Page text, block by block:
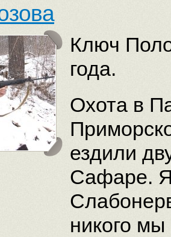
Ключ
года.
Охота в
ездили
Сафаре.
никого